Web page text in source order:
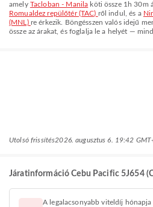
amely Tacloban - Manila köti össze 1h 30m
Romualdez repülőtér (TAC) ről indul, és a
(MNL) re érkezik. Böngésszen valós idejű
össze az árakat, és foglalja le a helyét —
Utolsó frissítés2026. augusztus 6. 19:42
Járatinformáció Cebu Pacific 5J654
A legalacsonyabb viteldíj hónapja